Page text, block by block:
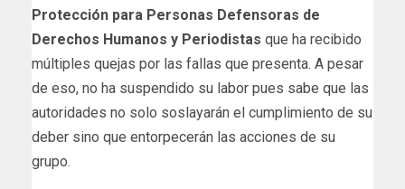
Protección para Personas Defensoras de
Derechos Humanos y Periodistas que ha recibido
múltiples quejas por las fallas que presenta. A pesar
de eso, no ha suspendido su labor pues sabe que las
autoridades no solo soslayarán el cumplimiento de su
deber sino que entorpecerán las acciones de su
grupo.